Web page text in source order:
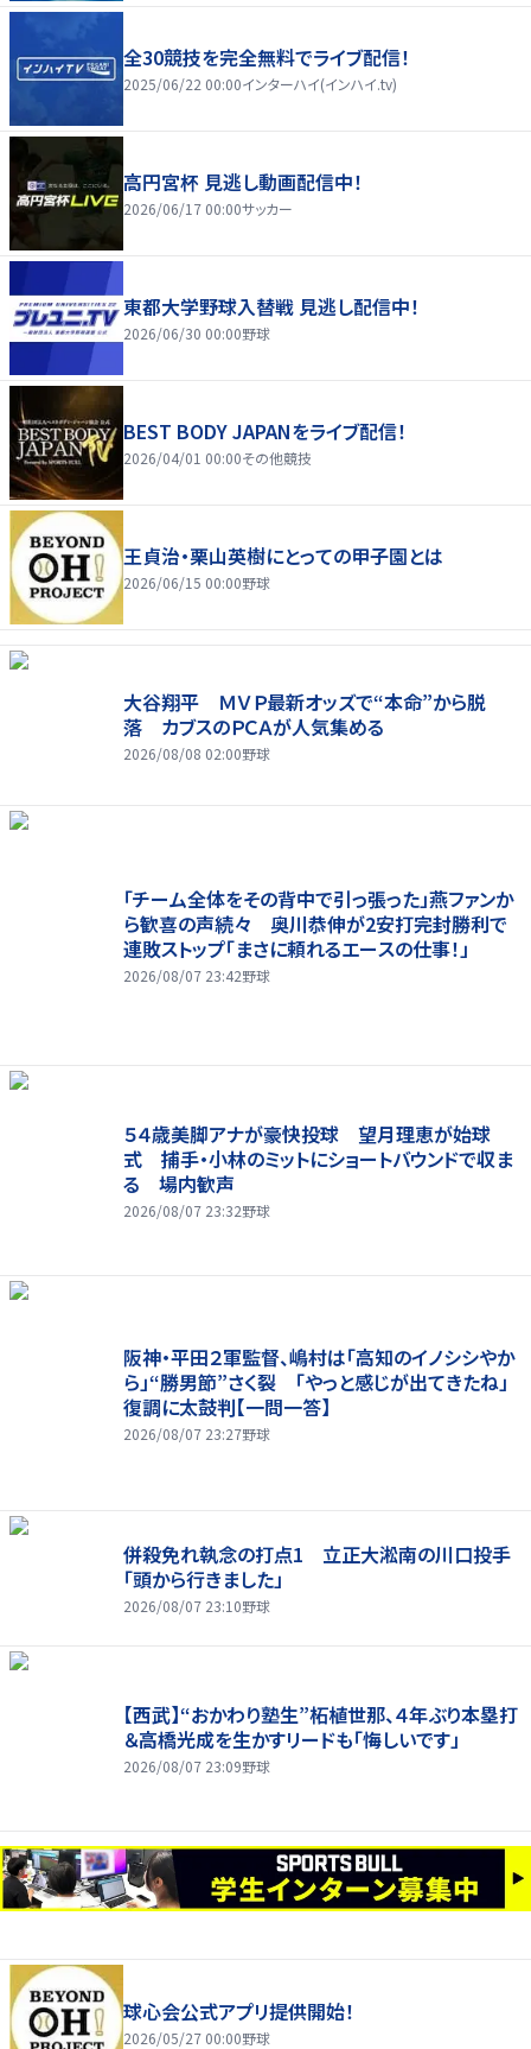
全30競技を完全無料でライブ配信！
2025/06/22 00:00インターハイ(インハイ.tv)
高円宮杯 見逃し動画配信中！
2026/06/17 00:00サッカー
東都大学野球入替戦 見逃し配信中！
2026/06/30 00:00野球
BEST BODY JAPANをライブ配信！
2026/04/01 00:00その他競技
王貞治・栗山英樹にとっての甲子園とは
2026/06/15 00:00野球
大谷翔平 ＭＶＰ最新オッズで“本命”から脱
落 カブスのＰＣＡが人気集める
2026/08/08 02:00野球
「チーム全体をその背中で引っ張った」燕ファンか
ら歓喜の声続々 奥川恭伸が2安打完封勝利で
連敗ストップ「まさに頼れるエースの仕事！」
2026/08/07 23:42野球
５４歳美脚アナが豪快投球 望月理恵が始球
式 捕手・小林のミットにショートバウンドで収ま
る 場内歓声
2026/08/07 23:32野球
阪神・平田２軍監督、嶋村は「高知のイノシシやか
ら」“勝男節”さく裂 「やっと感じが出てきたね」
復調に太鼓判【一問一答】
2026/08/07 23:27野球
併殺免れ執念の打点1 立正大淞南の川口投手
「頭から行きました」
2026/08/07 23:10野球
【西武】“おかわり塾生”柘植世那、４年ぶり本塁打
＆高橋光成を生かすリードも「悔しいです」
2026/08/07 23:09野球
球心会公式アプリ提供開始！
2026/05/27 00:00野球